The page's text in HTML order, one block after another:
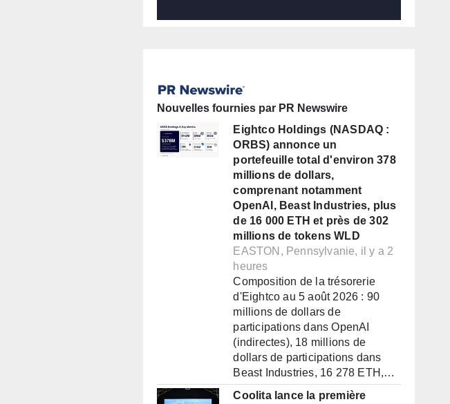
Nouvelles fournies par PR Newswire
Eightco Holdings (NASDAQ :
ORBS) annonce un
portefeuille total d'environ 378
millions de dollars,
comprenant notamment
OpenAI, Beast Industries, plus
de 16 000 ETH et près de 302
millions de tokens WLD
EASTON, Pennsylvanie, il y a 2
heures
Composition de la trésorerie
d'Eightco au 5 août 2026 : 90
millions de dollars de
participations dans OpenAI
(indirectes), 18 millions de
dollars de participations dans
Beast Industries, 16 278 ETH,…
Coolita lance la première